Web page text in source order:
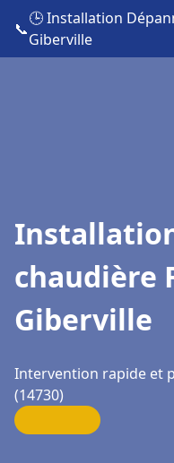
📞
🕒 Installation
Giberville
chaudière
Giberville
Intervention rapide et
(14730)